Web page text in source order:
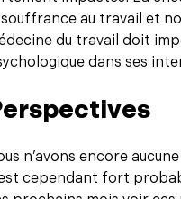
au travail et
du travail doit
dans ses
n’avons encore
cependant fort